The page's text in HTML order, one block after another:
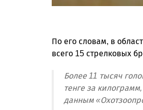
По его словам, в
всего 15 стрелковых
Более 11 тысяч
тенге за
данным